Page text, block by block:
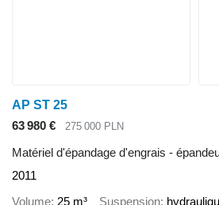
AP ST 25
63 980 €
275 000 PLN
Matériel d'épandage d'engrais -
2011
Volume 25 m³ Suspension